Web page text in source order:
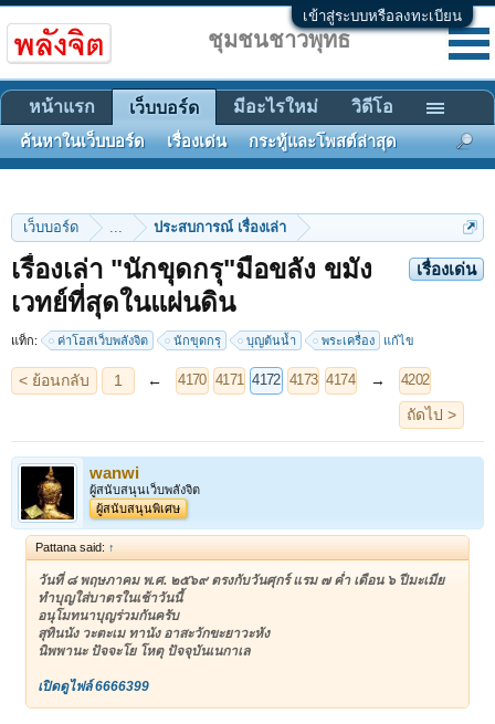
เข้าสู่ระบบหรือลงทะเบียน
เว็บบอร์ด ... ประสบการณ์ เรื่องเล่า
เรื่องเด่น
เรื่องเล่า "นักขุดกรุ"มือขลัง ขมัง
เวทย์ที่สุดในแผ่นดิน
แท็ก: ค่าโฮสเว็บพลังจิต นักขุดกรุ บุญต้นน้ำ พระเครื่อง แก้ไข
< ย้อนกลับ 1 4170 4171 4172 4173 4174 → 4202
wanwi
ผู้สนับสนุนเว็บพลังจิต
ผู้สนับสนุนพิเศษ
Pattana said: ↑
วันที่ ๘ พฤษภาคม พ.ศ. ๒๕๖๙ ตรงกับวันศุกร์ แรม ๗ ค่ำ เดือน ๖ ปีมะเมีย
ทำบุญใส่บาตรในเช้าวันนี้
อนุโมทนาบุญร่วมกันครับ
สุทินนัง วะตะเม ทานัง อาสะวักขะยาวะหัง
นิพพานะ ปัจจะโย โหตุ ปัจจุบันเนกาเล
เปิดดูไฟล์ 6666399
ชุมชนชาวพุทธ
หน้าแรก เว็บบอร์ด
ค้นหาในเว็บบอร์ด เรื่องเด่น กระทู้และโพสต์ล่าสุด
มีอะไรใหม่ วิดีโอ